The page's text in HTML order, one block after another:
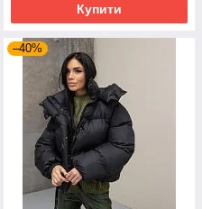
Купити
–40%